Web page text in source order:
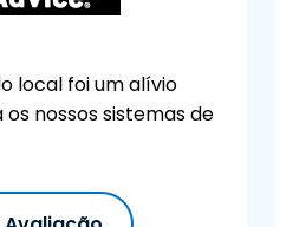
local foi um alívio
nossos sistemas de